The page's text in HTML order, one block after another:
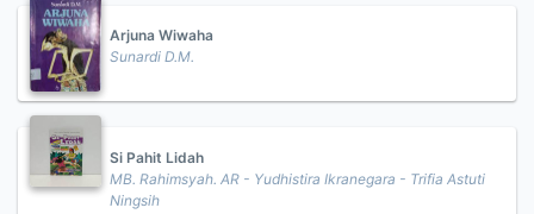
Arjuna Wiwaha
Sunardi D.M.
Si Pahit Lidah
MB. Rahimsyah. AR - Yudhistira Ikranegara - Trifia Astuti
Ningsih